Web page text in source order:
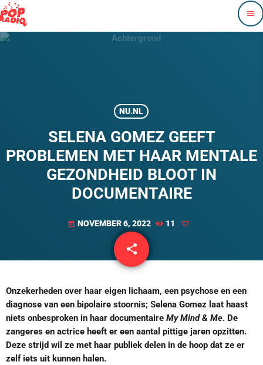
menu
NU.NL
SELENA GOMEZ GEEFT
PROBLEMEN MET HAAR MENTALE
GEZONDHEID BLOOT IN
DOCUMENTAIRE
today NOVEMBER 6, 2022 11
share
email
Onzekerheden over haar eigen lichaam, een psychose en een
diagnose van een bipolaire stoornis; Selena Gomez laat haast
niets onbesproken in haar documentaire My Mind & Me. De
zangeres en actrice heeft er een aantal pittige jaren opzitten.
Deze strijd wil ze met haar publiek delen in de hoop dat ze er
zelf iets uit kunnen halen.